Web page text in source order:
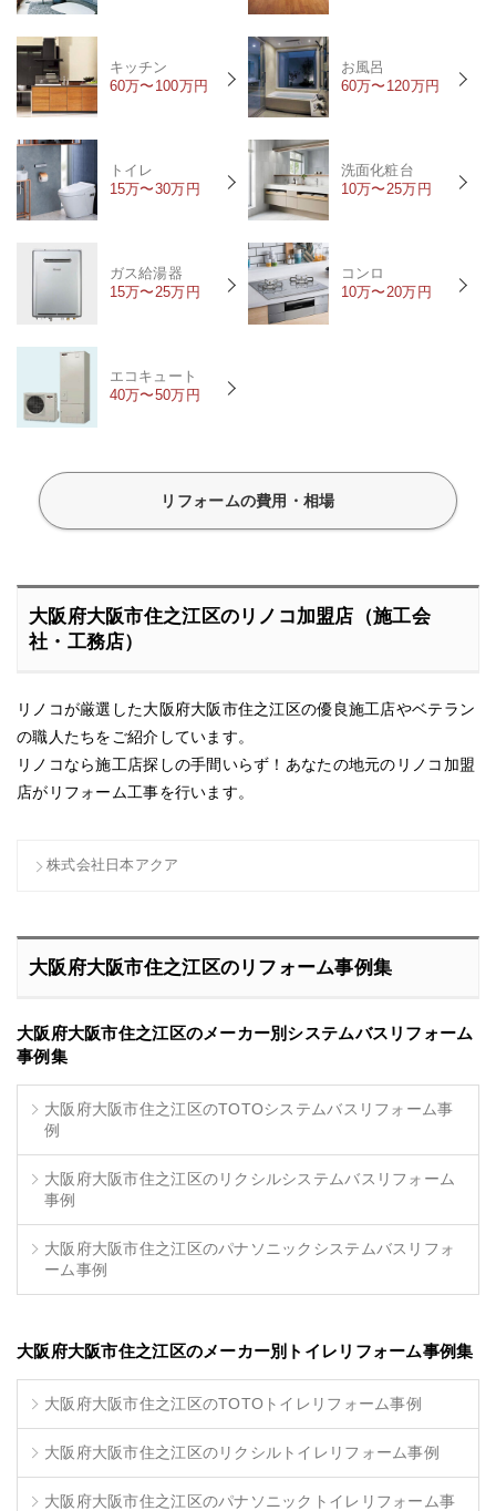
キッチン
60万〜100万円
お風呂
60万〜120万円
トイレ
15万〜30万円
洗面化粧台
10万〜25万円
ガス給湯器
15万〜25万円
コンロ
10万〜20万円
エコキュート
40万〜50万円
リフォームの費用・相場
大阪府大阪市住之江区のリノコ加盟店（施工会
社・工務店）
リノコが厳選した大阪府大阪市住之江区の優良施工店やベテラン
の職人たちをご紹介しています。
リノコなら施工店探しの手間いらず！あなたの地元のリノコ加盟
店がリフォーム工事を行います。
株式会社日本アクア
大阪府大阪市住之江区のリフォーム事例集
大阪府大阪市住之江区のメーカー別システムバスリフォーム
事例集
大阪府大阪市住之江区のTOTOシステムバスリフォーム事
例
大阪府大阪市住之江区のリクシルシステムバスリフォーム
事例
大阪府大阪市住之江区のパナソニックシステムバスリフォ
ーム事例
大阪府大阪市住之江区のメーカー別トイレリフォーム事例集
大阪府大阪市住之江区のTOTOトイレリフォーム事例
大阪府大阪市住之江区のリクシルトイレリフォーム事例
大阪府大阪市住之江区のパナソニックトイレリフォーム事